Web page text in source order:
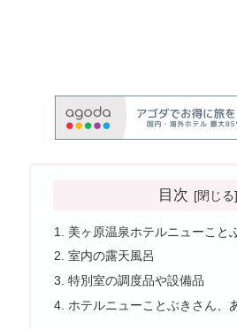
目次
美ヶ原温泉ホテルニューこと
室内の露天風呂
特別室の調度品や設備品
ホテルニューことぶきさん、